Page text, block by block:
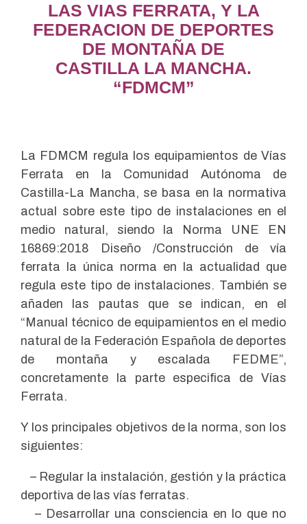
LAS VIAS FERRATA, Y LA
FEDERACION DE DEPORTES
DE MONTAÑA DE
CASTILLA LA MANCHA.
“FDMCM”
La FDMCM regula los equipamientos de Vías
Ferrata en la Comunidad Autónoma de
Castilla-La Mancha, se basa en la normativa
actual sobre este tipo de instalaciones en el
medio natural, siendo la Norma UNE EN
16869:2018 Diseño /Construcción de vía
ferrata la única norma en la actualidad que
regula este tipo de instalaciones. También se
añaden las pautas que se indican, en el
“Manual técnico de equipamientos en el medio
natural de la Federación Española de deportes
de montaña y escalada FEDME”,
concretamente la parte especifica de Vías
Ferrata.
Y los principales objetivos de la norma, son los
siguientes:
– Regular la instalación, gestión y la práctica
deportiva de las vías ferratas.
– Desarrollar una consciencia en lo que no